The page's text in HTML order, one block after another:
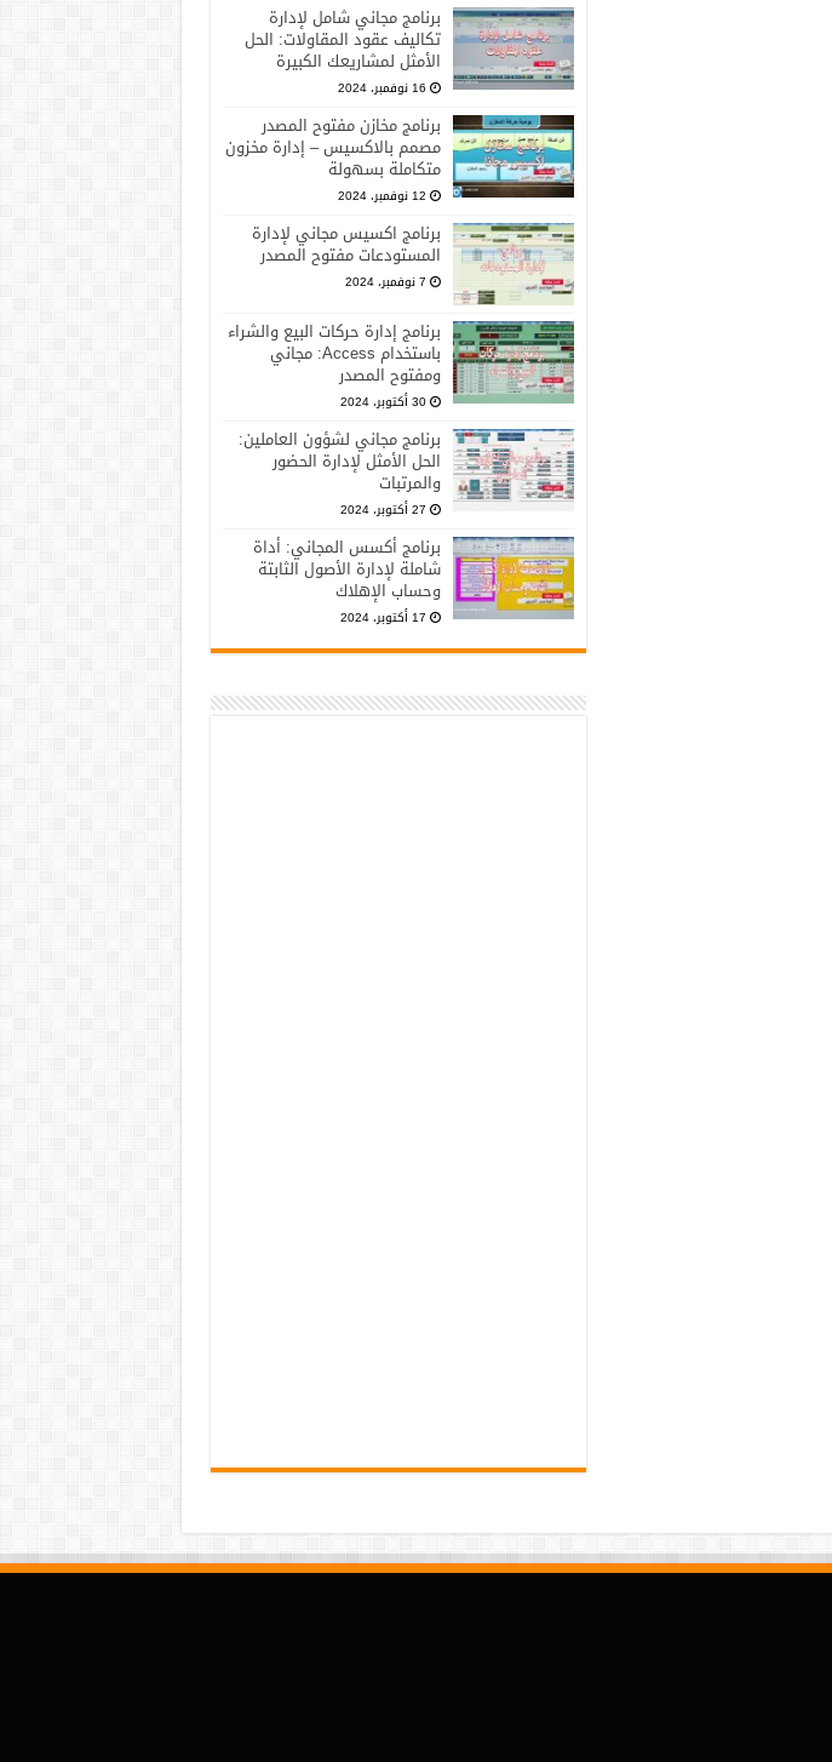
برنامج مجاني شامل لإدارة
تكاليف عقود المقاولات: الحل
الأمثل لمشاريعك الكبيرة
16 نوفمبر، 2024
برنامج مخازن مفتوح المصدر
مصمم بالاكسيس – إدارة مخزون
متكاملة بسهولة
12 نوفمبر، 2024
برنامج اكسيس مجاني لإدارة
المستودعات مفتوح المصدر
7 نوفمبر، 2024
برنامج إدارة حركات البيع والشراء
باستخدام Access: مجاني
ومفتوح المصدر
30 أكتوبر، 2024
برنامج مجاني لشؤون العاملين:
الحل الأمثل لإدارة الحضور
والمرتبات
27 أكتوبر، 2024
برنامج أكسس المجاني: أداة
شاملة لإدارة الأصول الثابتة
وحساب الإهلاك
17 أكتوبر، 2024